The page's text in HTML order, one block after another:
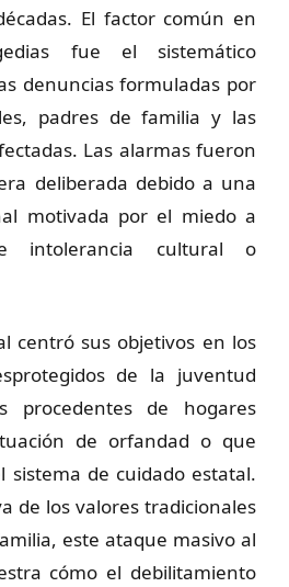
El factor común en
fue el sistemático
denuncias formuladas por
padres de familia y las
Las alarmas fueron
deliberada debido a una
motivada por el miedo a
intolerancia cultural o
centró sus objetivos en los
de la juventud
procedentes de hogares
de orfandad o que
de cuidado estatal.
de los valores tradicionales
este ataque masivo al
cómo el debilitamiento